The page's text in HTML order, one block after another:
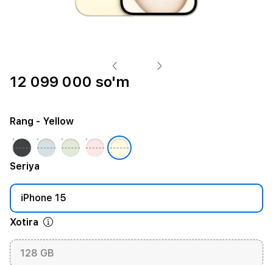
12 099 000 so'm
Seriya
iPhone 15
Xotira
128 GB
Rang - Yellow